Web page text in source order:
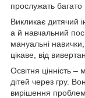
прослужать багато
Викликає дитячий
а й навчальний
мануальні
цікаве, від
Освітня цінність
дітей через гру.
вирішення